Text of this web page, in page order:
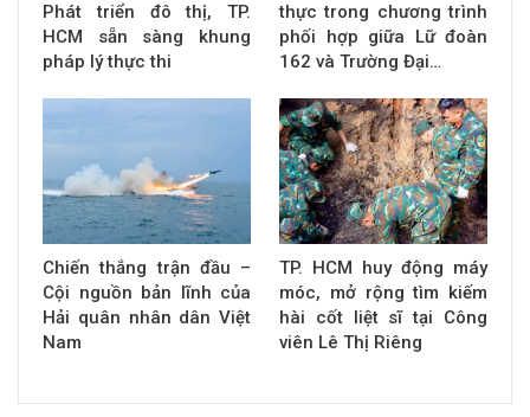
Phát triển đô thị, TP.
HCM sẵn sàng khung
pháp lý thực thi
thực trong chương trình
phối hợp giữa Lữ đoàn
162 và Trường Đại…
Chiến thắng trận đầu –
Cội nguồn bản lĩnh của
Hải quân nhân dân Việt
Nam
TP. HCM huy động máy
móc, mở rộng tìm kiếm
hài cốt liệt sĩ tại Công
viên Lê Thị Riêng